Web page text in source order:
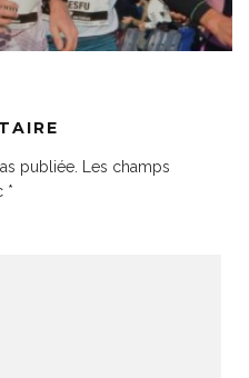
publiée.
Les champs
*